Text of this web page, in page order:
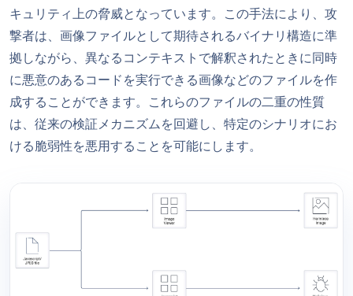
キュリティ上の脅威となっています。この手法により、攻
撃者は、画像ファイルとして期待されるバイナリ構造に準
拠しながら、異なるコンテキストで解釈されたときに同時
に悪意のあるコードを実行できる画像などのファイルを作
成することができます。これらのファイルの二重の性質
は、従来の検証メカニズムを回避し、特定のシナリオにお
ける脆弱性を悪用することを可能にします。